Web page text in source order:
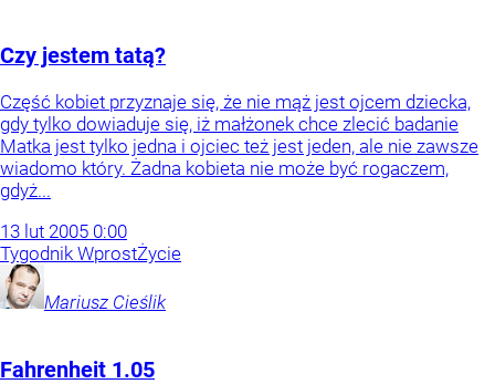
Czy jestem tatą?
Część kobiet przyznaje się, że nie mąż jest ojcem dziecka,
gdy tylko dowiaduje się, iż małżonek chce zlecić badanie
Matka jest tylko jedna i ojciec też jest jeden, ale nie zawsze
wiadomo który. Żadna kobieta nie może być rogaczem,
gdyż...
13 lut 2005 0:00
Tygodnik WprostŻycie
Mariusz Cieślik
Fahrenheit 1.05